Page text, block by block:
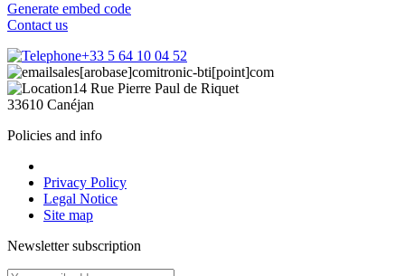
Generate embed code
Contact us
+33 5 64 10 04 52
sales[arobase]comitronic-bti[point]com
14 Rue Pierre Paul de Riquet
33610 Canéjan
Policies and info
Privacy Policy
Legal Notice
Site map
Newsletter subscription